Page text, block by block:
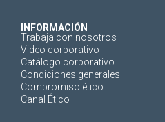
INFORMACIÓN
Trabaja con nosotros
Video corporativo
Catálogo corporativo
Condiciones generales
Compromiso ético
Canal Ético